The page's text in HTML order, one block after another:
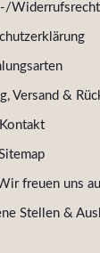
Widerrufsrecht
Versand &
Kontakt
freuen uns
Stellen &